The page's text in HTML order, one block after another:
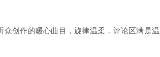
众创作的暖心曲目，旋律温柔，评论区满是温